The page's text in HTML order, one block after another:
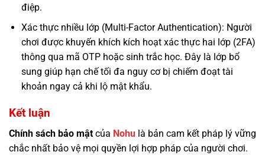
điệp.
Xác thực nhiều lớp (Multi-Factor Authentication): Người
chơi được khuyến khích kích hoạt xác thực hai lớp (2FA)
thông qua mã OTP hoặc sinh trắc học. Đây là lớp bổ
sung giúp hạn chế tối đa nguy cơ bị chiếm đoạt tài
khoản ngay cả khi lộ mật khẩu.
Kết luận
Chính sách bảo mật của Nohu là bản cam kết pháp lý vững
chắc nhất bảo vệ mọi quyền lợi hợp pháp của người chơi.